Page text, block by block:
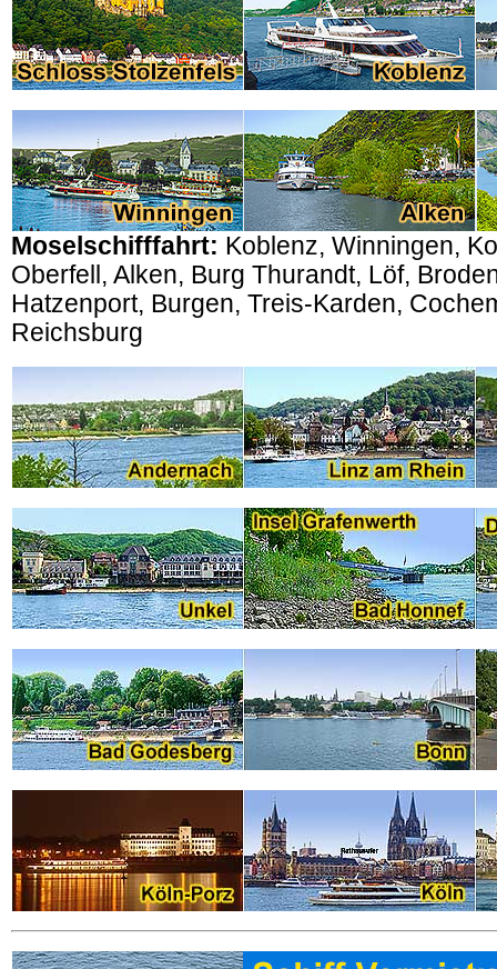
Moselschifffahrt: Koblenz, Winningen,
Oberfell, Alken, Burg Thurandt, Löf,
Hatzenport, Burgen, Treis-Karden,
Reichsburg